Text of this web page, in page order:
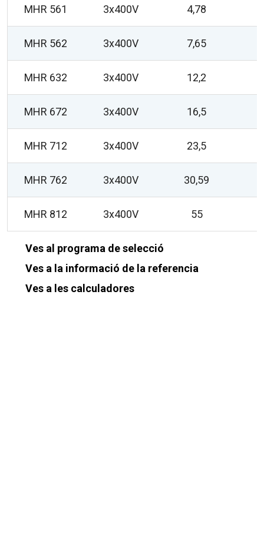
MHR 561 3x400V 4,78
MHR 562 3x400V 7,65
MHR 632 3x400V 12,2
MHR 672 3x400V 16,5
MHR 712 3x400V 23,5
MHR 762 3x400V 30,59
MHR 812 3x400V 55
Ves al programa de selecció
Ves a la informació de la referencia
Ves a les calculadores